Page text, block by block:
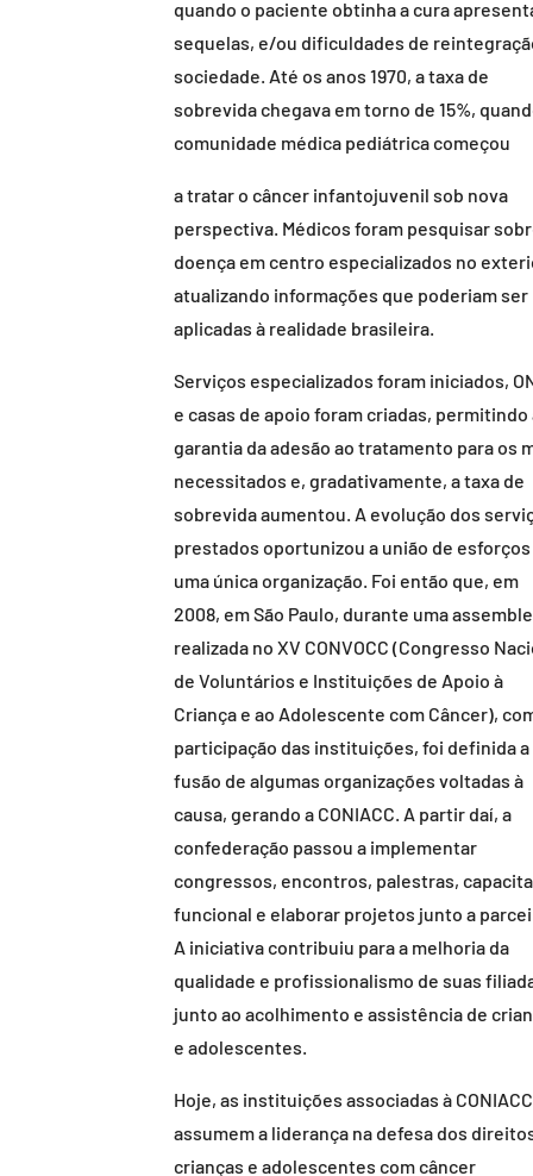
quando o paciente obtinha a cura
sequelas, e/ou dificuldades de
sociedade. Até os anos 1970, a taxa de
sobrevida chegava em torno de 15%,
comunidade médica pediátrica começou
a tratar o câncer infantojuvenil sob nova
perspectiva. Médicos foram pesquisar
doença em centro especializados no
atualizando informações que poderiam ser
aplicadas à realidade brasileira.
Serviços especializados foram iniciados,
e casas de apoio foram criadas, permitindo
garantia da adesão ao tratamento para os
necessitados e, gradativamente, a taxa de
sobrevida aumentou. A evolução dos
prestados oportunizou a união de
uma única organização. Foi então que, em
2008, em São Paulo, durante uma
realizada no XV CONVOCC (Congresso
de Voluntários e Instituições de Apoio à
Criança e ao Adolescente com Câncer),
participação das instituições, foi definida a
fusão de algumas organizações voltadas à
causa, gerando a CONIACC. A partir daí, a
confederação passou a implementar
congressos, encontros, palestras,
funcional e elaborar projetos junto a
A iniciativa contribuiu para a melhoria da
qualidade e profissionalismo de suas
junto ao acolhimento e assistência de
e adolescentes.
Hoje, as instituições associadas à CONIACC
assumem a liderança na defesa dos
crianças e adolescentes com câncer